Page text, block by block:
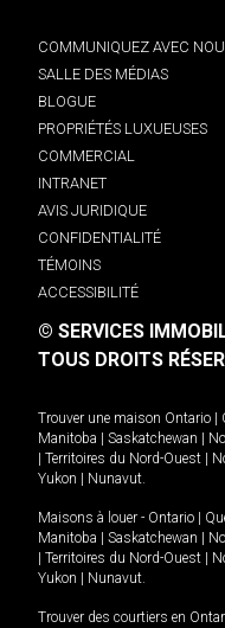
COMMUNIQUEZ AVEC
SALLE DES MÉDIAS
BLOGUE
PROPRIÉTÉS LUXUEUSES
COMMERCIAL
INTRANET
AVIS JURIDIQUE
CONFIDENTIALITÉ
TÉMOINS
ACCESSIBILITÉ
© SERVICES
TOUS DROITS
Trouver une maison Ontario
Manitoba
Saskatchewan
Territoires du Nord-Ouest
Yukon
Nunavut.
Maisons à louer - Ontario
Manitoba
Saskatchewan
Territoires du Nord-Ouest
Yukon
Nunavut.
Trouver des courtiers en